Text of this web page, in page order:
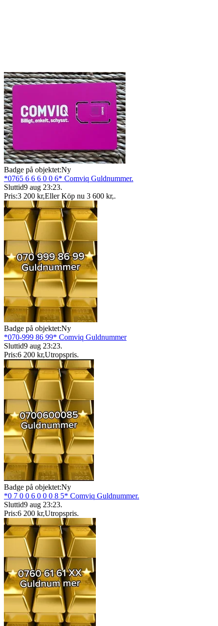
Badge på objektet:Ny
*0765 6 6 6 0 0 6* Comviq Guldnummer.
Sluttid9 aug 23:23.
Pris:3 200 kr,Eller Köp nu 3 600 kr,.
Badge på objektet:Ny
*070-999 86 99* Comviq Guldnummer
Sluttid9 aug 23:23.
Pris:6 200 kr,Utropspris.
Badge på objektet:Ny
*0 7 0 0 6 0 0 0 8 5* Comviq Guldnummer.
Sluttid9 aug 23:23.
Pris:6 200 kr,Utropspris.